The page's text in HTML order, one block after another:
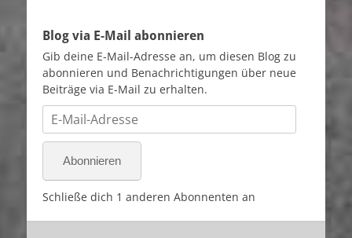
Blog via E-Mail abonnieren
Gib deine E-Mail-Adresse an, um diesen Blog zu
abonnieren und Benachrichtigungen über neue
Beiträge via E-Mail zu erhalten.
Mail-
Adresse
Abonnieren
Schließe dich 1 anderen Abonnenten an